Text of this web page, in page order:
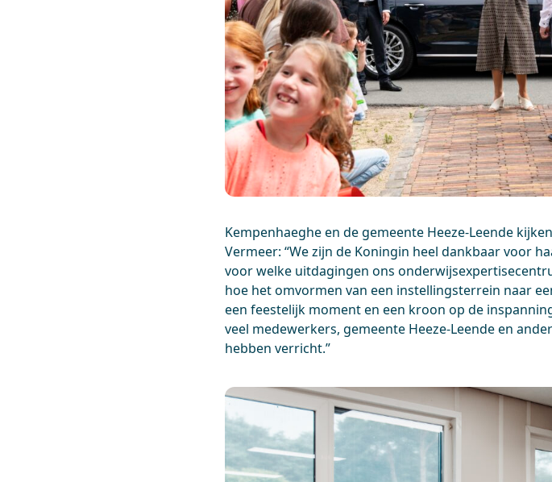
Kempenhaeghe en de gemeente Heeze-Leende
Vermeer: “We zijn de Koningin heel dankbaar voor
voor welke uitdagingen ons
hoe het omvormen van een instellingsterrein naar
een feestelijk moment en een kroon op de
veel medewerkers, gemeente Heeze-Leende en
hebben verricht.”